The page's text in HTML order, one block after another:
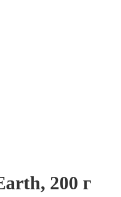
200 г